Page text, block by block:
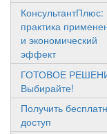
КонсультантПлюс:
практика
и экономический
эффект
ГОТОВОЕ
Выбирайте!
Получить
доступ